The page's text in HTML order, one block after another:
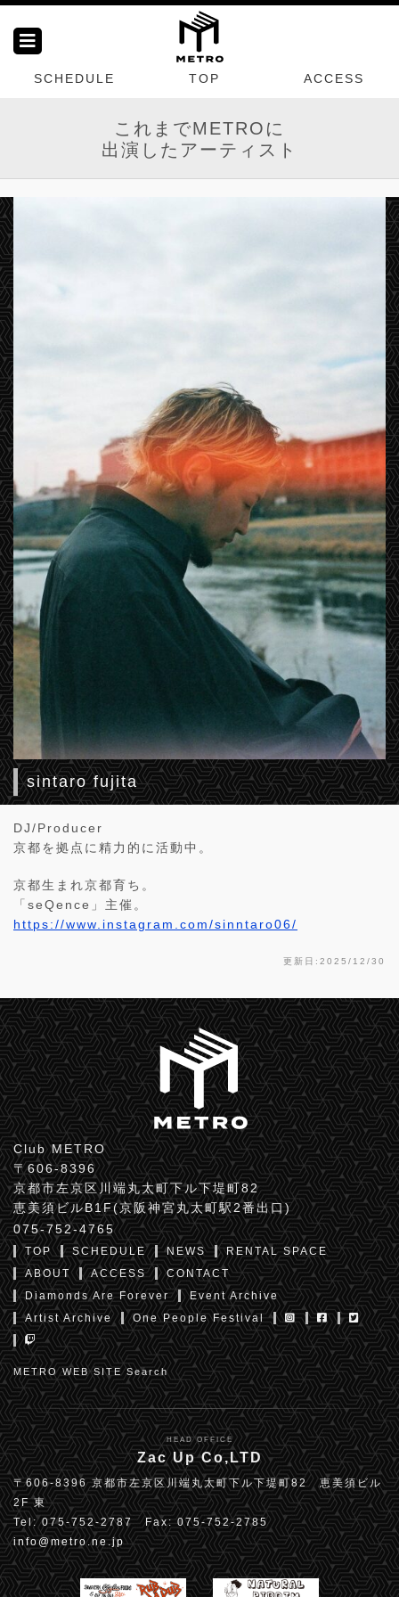
SCHEDULE TOP ACCESS
これまでMETROに
出演したアーティスト
sintaro fujita
DJ/Producer
京都を拠点に精力的に活動中。
京都生まれ京都育ち。
「seQence」主催。
https://www.instagram.com/sinntaro06/
更新日:2025/12/30
Club METRO
〒606-8396
京都市左京区川端丸太町下ル下堤町82
恵美須ビルB1F(京阪神宮丸太町駅2番出口)
075-752-4765
TOP SCHEDULE NEWS
RENTAL SPACE
ABOUT
ACCESS
CONTACT
Diamonds Are Forever
Event Archive
Artist Archive
One People Festival
METRO WEB SITE Search
HEAD OFFICE
Zac Up Co,LTD
〒606-8396 京都市左京区川端丸太町下ル下堤町82 恵美須ビル
2F 東
Tel: 075-752-2787 Fax: 075-752-2785
info@metro.ne.jp